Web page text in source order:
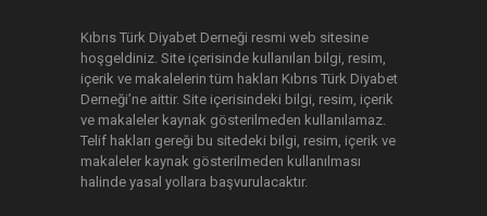
2018 Piyango çekilişi - KAZANAN
NUMARALAR
Derneğimizin 2018 yılı piyangosu çekildi.
14 KASIM DÜNYA DİYABET GÜNÜ BASIN
Kıbrıs Türk Diyabet Derneği resmi web sitesine
hoşgeldiniz. Site içerisinde kullanılan bilgi, resim,
içerik ve makalelerin tüm hakları Kıbrıs Türk Diyabet
Derneği’ne aittir. Site içerisindeki bilgi, resim, içerik
ve makaleler kaynak gösterilmeden kullanılamaz.
Telif hakları gereği bu sitedeki bilgi, resim, içerik ve
makaleler kaynak gösterilmeden kullanılması
halinde yasal yollara başvurulacaktır.